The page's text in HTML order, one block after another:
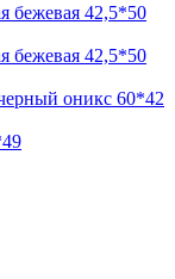
бежевая 42,5*50
бежевая 42,5*50
оникс 60*42